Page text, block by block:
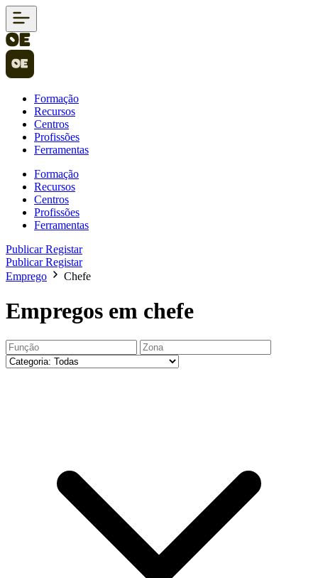
Formação
Recursos
Centros
Profissões
Ferramentas
Formação
Recursos
Centros
Profissões
Ferramentas
PublicarRegistar
PublicarRegistar
Emprego
Chefe
Empregos em chefe